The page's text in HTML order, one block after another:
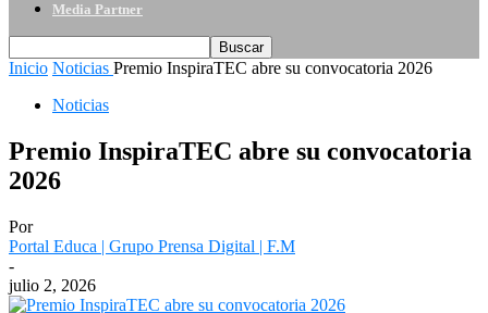
Media Partner
Inicio Noticias Premio InspiraTEC abre su convocatoria 2026
Noticias
Premio InspiraTEC abre su convocatoria
2026
Por
Portal Educa | Grupo Prensa Digital | F.M
-
julio 2, 2026